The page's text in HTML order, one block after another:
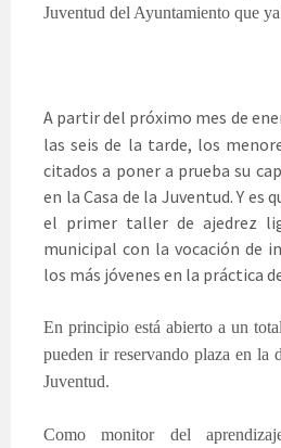
Juventud del Ayuntamiento que
A partir del próximo mes de
las seis de la tarde, los
citados a poner a prueba su
en la Casa de la Juventud. Y es
el primer taller de ajedrez
municipal con la vocación de
los más jóvenes en la práctica
En principio está abierto a un
pueden ir reservando plaza en la
Juventud.
Como monitor del